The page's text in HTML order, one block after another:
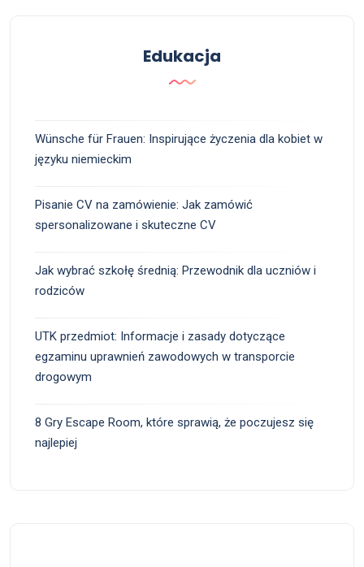
Edukacja
Wünsche für Frauen: Inspirujące życzenia dla kobiet w
języku niemieckim
Pisanie CV na zamówienie: Jak zamówić
spersonalizowane i skuteczne CV
Jak wybrać szkołę średnią: Przewodnik dla uczniów i
rodziców
UTK przedmiot: Informacje i zasady dotyczące
egzaminu uprawnień zawodowych w transporcie
drogowym
8 Gry Escape Room, które sprawią, że poczujesz się
najlepiej